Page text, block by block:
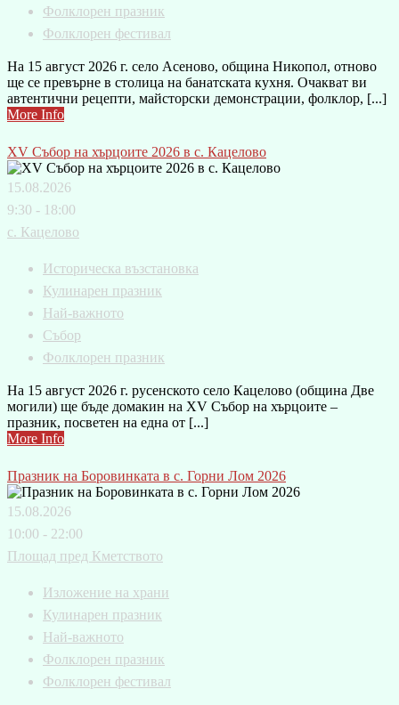
Фолклорен празник
Фолклорен фестивал
На 15 август 2026 г. село Асеново, община Никопол, отново
ще се превърне в столица на банатската кухня. Очакват ви
автентични рецепти, майсторски демонстрации, фолклор, [...]
More Info
XV Събор на хърцоите 2026 в с. Кацелово
15.08.2026
9:30 - 18:00
с. Кацелово
Историческа възстановка
Кулинарен празник
Най-важното
Събор
Фолклорен празник
На 15 август 2026 г. русенското село Кацелово (община Две
могили) ще бъде домакин на XV Събор на хърцоите –
празник, посветен на една от [...]
More Info
Празник на Боровинката в с. Горни Лом 2026
15.08.2026
10:00 - 22:00
Площад пред Кметството
Изложение на храни
Кулинарен празник
Най-важното
Фолклорен празник
Фолклорен фестивал